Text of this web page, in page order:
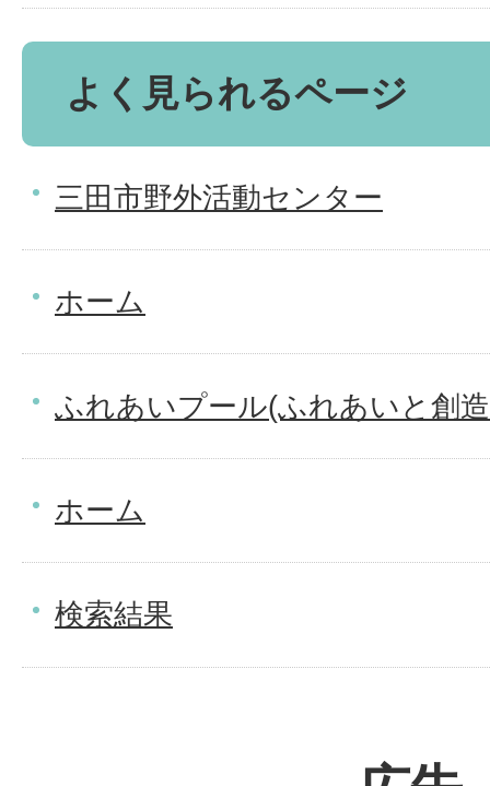
よく見られるページ
三田市野外活動センター
ホーム
ふれあいプール(ふれあいと創
ホーム
検索結果